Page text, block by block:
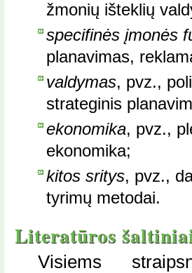
žmonių išteklių
specifinės įmonės
planavimas,
valdymas, pvz.,
strateginis
ekonomika, pvz.,
ekonomika;
kitos sritys, pvz.,
tyrimų metodai.
Literatūros
Visiems